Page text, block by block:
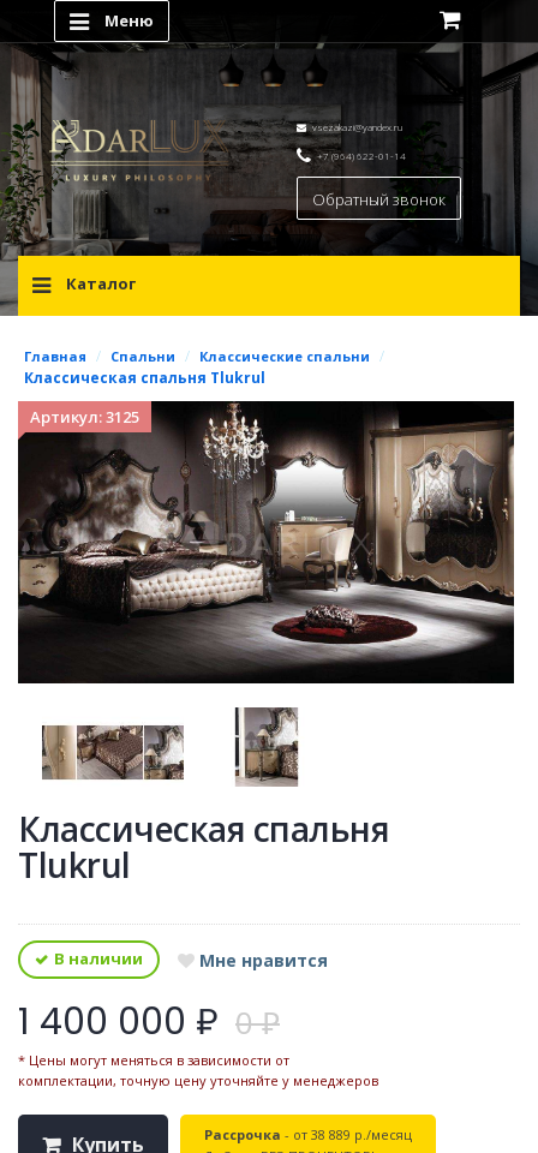
Меню
vsezakazi@yandex.ru
+7 (964) 622-01-14
Обратный звонок
Каталог
Главная / Спальни / Классические спальни /
Классическая спальня Tlukrul
Артикул: 3125
Классическая спальня
Tlukrul
В наличии Мне нравится
1 400 000 ₽ 0 ₽
* Цены могут меняться в зависимости от
комплектации, точную цену уточняйте у менеджеров
Купить Рассрочка - от 38 889 р./месяц